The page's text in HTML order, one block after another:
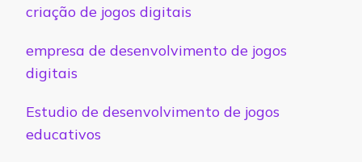
criação de jogos digitais
empresa de desenvolvimento de jogos
digitais
Estudio de desenvolvimento de jogos
educativos